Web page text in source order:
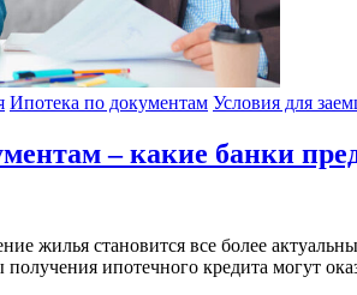
Ипотека по документам Условия для
– какие банки
жилья становится все более
ипотечного кредита могут